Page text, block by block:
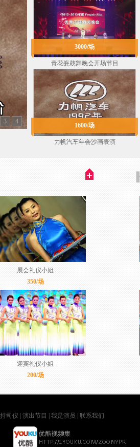
3 4
3000/场
青花瓷鼓舞晚会开场节目
1600/场
力帆汽车年会沙画表演
展会礼仪小姐
350/场
迎宾礼仪小姐
200/场
司仪 演出节目 我是演员 联系我们